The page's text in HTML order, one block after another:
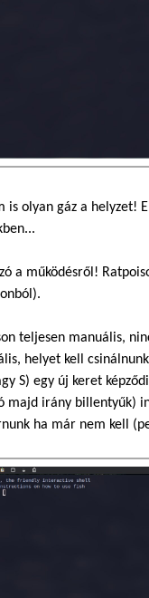
is olyan gáz a helyzet!
a működésről!
teljesen manuális,
helyet kell
S) egy új keret
majd irány billentyűk)
ha már nem kell